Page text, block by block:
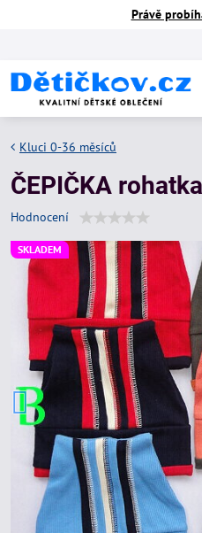
Právě
SKLADEM
Kluci 0-36 měsíců
ČEPIČKA
Hodnocení